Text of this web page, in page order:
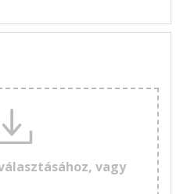
vagy